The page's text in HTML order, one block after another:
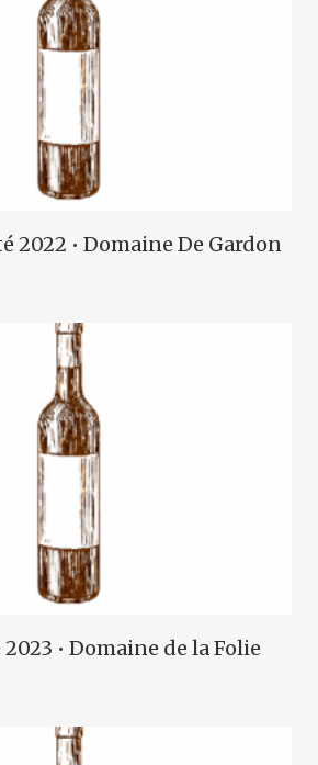
Ajouter Au Panier
2022 • Domaine De Gardon
Ajouter Au Panier
• Domaine de la Folie